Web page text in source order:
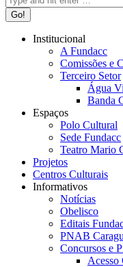
Institucional
A Fundacc
Comissões e
Terceiro Setor
Água
Banda
Espaços
Polo Cultural
Sede Fundacc
Teatro Mario
Projetos
Centros Culturais
Informativos
Notícias
Obelisco
Editais
PNAB
Concursos e
Acesso